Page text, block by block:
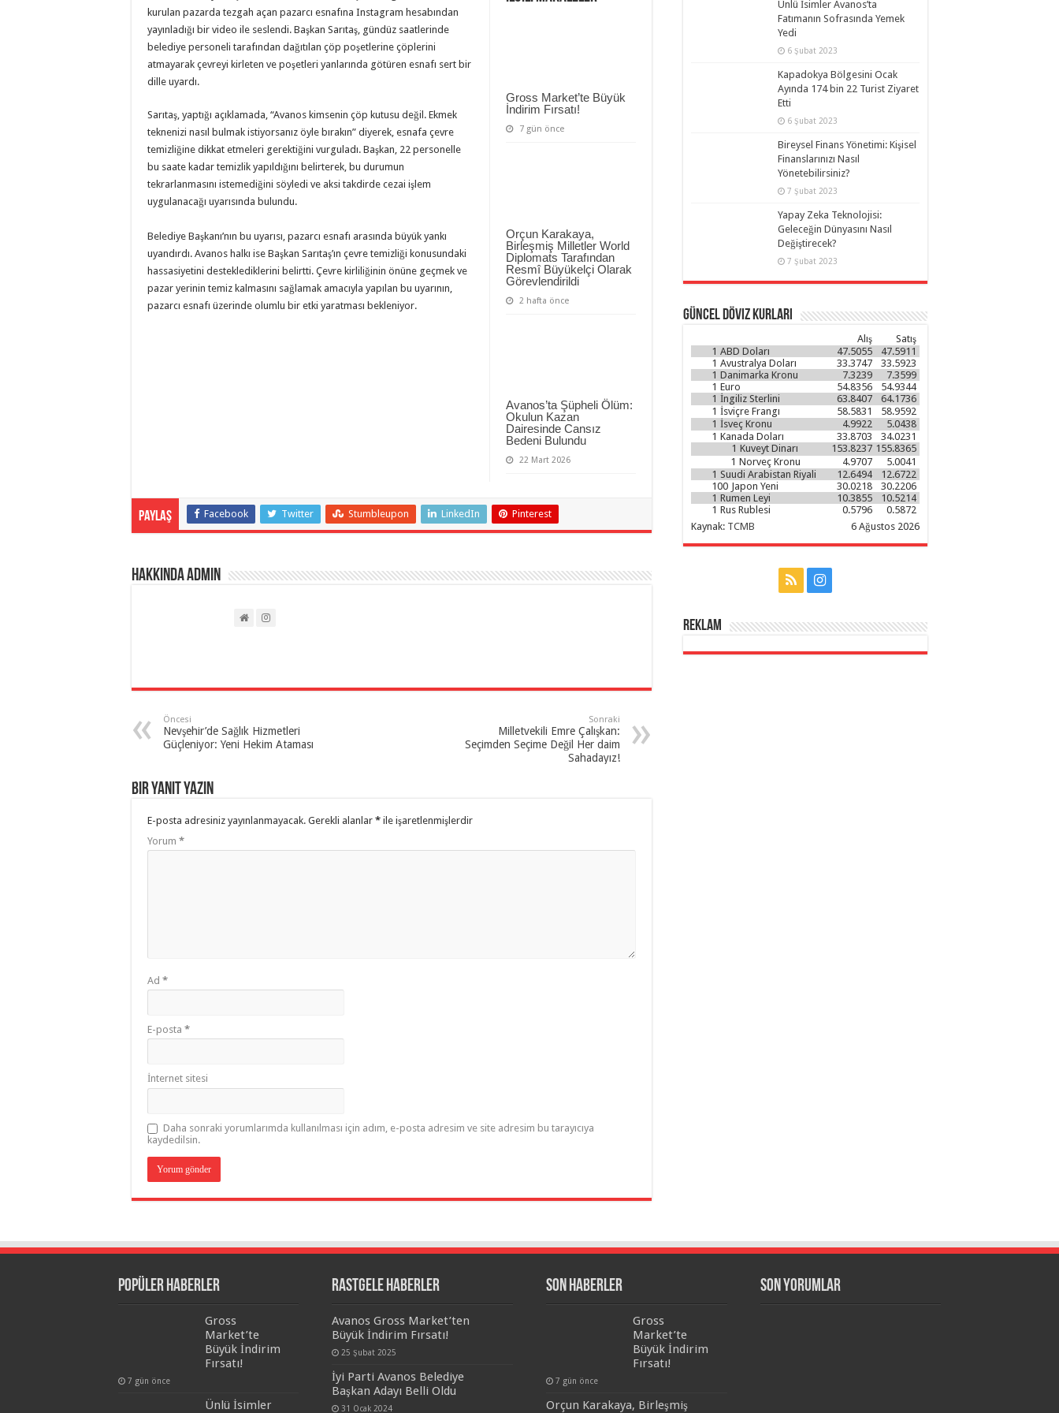
Büyükelçi Orçun Karakaya’dan Ramazan Bayramı Mesajı
Birleşmiş Milletler DMPP Büyükelçisi Karakaya, Türk Dünyası Gelişim İnovasyon Merkezi Genel Başkan Yardımcılığına atandı
Orçun Karakaya’dan Cumhurbaşkanı Erdoğan’a Özel Tasarım Tablo
Gross Market’te Büyük
İndirim Fırsatı!
7 gün önce
Orçun Karakaya,
Birleşmiş Milletler World
Diplomats Tarafından
Resmî Büyükelçi Olarak
Görevlendirildi
2 hafta önce
Avanos’ta Şüpheli Ölüm:
Okulun Kazan
Dairesinde Cansız
Bedeni Bulundu
22 Mart 2026
kurulan pazarda tezgah açan pazarcı esnafına Instagram hesabından
yayınladığı bir video ile seslendi. Başkan Sarıtaş, gündüz saatlerinde
belediye personeli tarafından dağıtılan çöp poşetlerine çöplerini
atmayarak çevreyi kirleten ve poşetleri yanlarında götüren esnafı sert bir
dille uyardı.
Sarıtaş, yaptığı açıklamada, “Avanos kimsenin çöp kutusu değil. Ekmek
teknenizi nasıl bulmak istiyorsanız öyle bırakın” diyerek, esnafa çevre
temizliğine dikkat etmeleri gerektiğini vurguladı. Başkan, 22 personelle
bu saate kadar temizlik yapıldığını belirterek, bu durumun
tekrarlanmasını istemediğini söyledi ve aksi takdirde cezai işlem
uygulanacağı uyarısında bulundu.
Belediye Başkanı’nın bu uyarısı, pazarcı esnafı arasında büyük yankı
uyandırdı. Avanos halkı ise Başkan Sarıtaş’ın çevre temizliği konusundaki
hassasiyetini desteklediklerini belirtti. Çevre kirliliğinin önüne geçmek ve
pazar yerinin temiz kalmasını sağlamak amacıyla yapılan bu uyarının,
pazarcı esnafı üzerinde olumlu bir etki yaratması bekleniyor.
Paylaş Facebook Twitter Stumbleupon LinkedIn Pinterest
Hakkında admin
Öncesi
Nevşehir’de Sağlık Hizmetleri
Güçleniyor: Yeni Hekim Ataması
Sonraki
Milletvekili Emre Çalışkan:
Seçimden Seçime Değil Her daim
Sahadayız!
Bir yanıt yazın
E-posta adresiniz yayınlanmayacak. Gerekli alanlar * ile işaretlenmişlerdir
Yorum *
Ad *
E-posta *
İnternet sitesi
Daha sonraki yorumlarımda kullanılması için adım, e-posta adresim ve site adresim bu tarayıcıya
kaydedilsin.
Ünlü İsimler Avanos’ta
Fatımanın Sofrasında Yemek
Yedi
6 Şubat 2023
Kapadokya Bölgesini Ocak
Ayında 174 bin 22 Turist Ziyaret
Etti
6 Şubat 2023
Bireysel Finans Yönetimi: Kişisel
Finanslarınızı Nasıl
Yönetebilirsiniz?
7 Şubat 2023
Yapay Zeka Teknolojisi:
Geleceğin Dünyasını Nasıl
Değiştirecek?
7 Şubat 2023
Güncel Döviz Kurları
Satış
Alış
1 ABD Doları 47.5911
47.5055
1 Avustralya Doları 33.5923
33.3747
1 Danimarka Kronu 7.3599
7.3239
1 Euro 54.9344
54.8356
1 İngiliz Sterlini 64.1736
63.8407
1 İsviçre Frangı 58.9592
58.5831
1 İsveç Kronu 5.0438
4.9922
1 Kanada Doları 34.0231
33.8703
1 Kuveyt Dinarı 155.8365
153.8237
1 Norveç Kronu 5.0041
4.9707
1 Suudi Arabistan Riyali 12.6722
12.6494
100 Japon Yeni 30.2206
30.0218
1 Rumen Leyi 10.5214
10.3855
1 Rus Rublesi 0.5872
0.5796
Kaynak: TCMB 6 Ağustos 2026
Reklam
Popüler Haberler
Gross
Market’te
Büyük İndirim
Fırsatı!
7 gün önce
Ünlü İsimler
Rastgele Haberler
Avanos Gross Market’ten
Büyük İndirim Fırsatı!
25 Şubat 2025
İyi Parti Avanos Belediye
Başkan Adayı Belli Oldu
31 Ocak 2024
Son Haberler
Gross
Market’te
Büyük İndirim
Fırsatı!
7 gün önce
Orçun Karakaya, Birleşmiş
Son Yorumlar